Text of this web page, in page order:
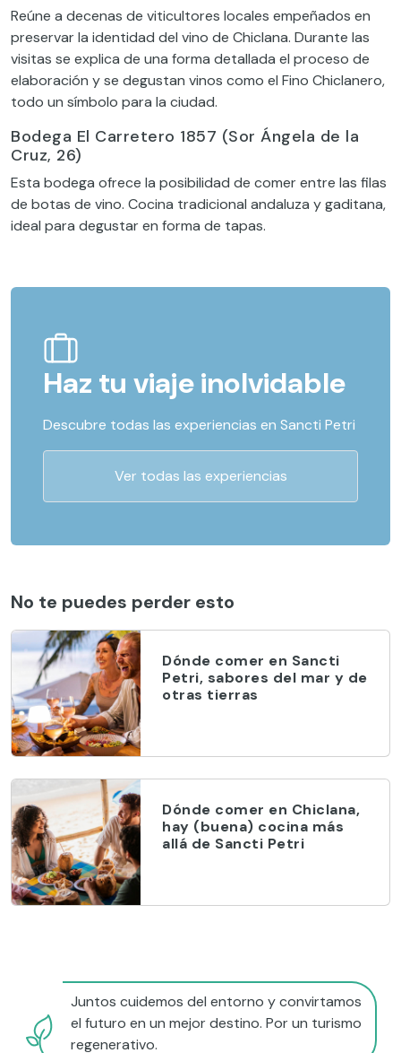
Reúne a decenas de viticultores locales empeñados en
preservar la identidad del vino de Chiclana. Durante las
visitas se explica de una forma detallada el proceso de
elaboración y se degustan vinos como el Fino Chiclanero,
todo un símbolo para la ciudad.
Bodega El Carretero 1857 (Sor Ángela de la
Cruz, 26)
Esta bodega ofrece la posibilidad de comer entre las filas
de botas de vino. Cocina tradicional andaluza y gaditana,
ideal para degustar en forma de tapas.
Haz tu viaje inolvidable
Descubre todas las experiencias en Sancti Petri
Ver todas las experiencias
No te puedes perder esto
Dónde comer en Sancti
Petri, sabores del mar y de
otras tierras
Dónde comer en Chiclana,
hay (buena) cocina más
allá de Sancti Petri
Juntos cuidemos del entorno y convirtamos
el futuro en un mejor destino. Por un turismo
regenerativo.